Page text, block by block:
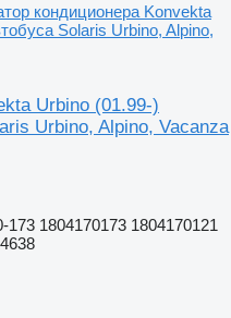
кондиционера Konvekta
Solaris Urbino, Alpino,
Urbino (01.99-)
Urbino, Alpino, Vacanza
1804170173 1804170121